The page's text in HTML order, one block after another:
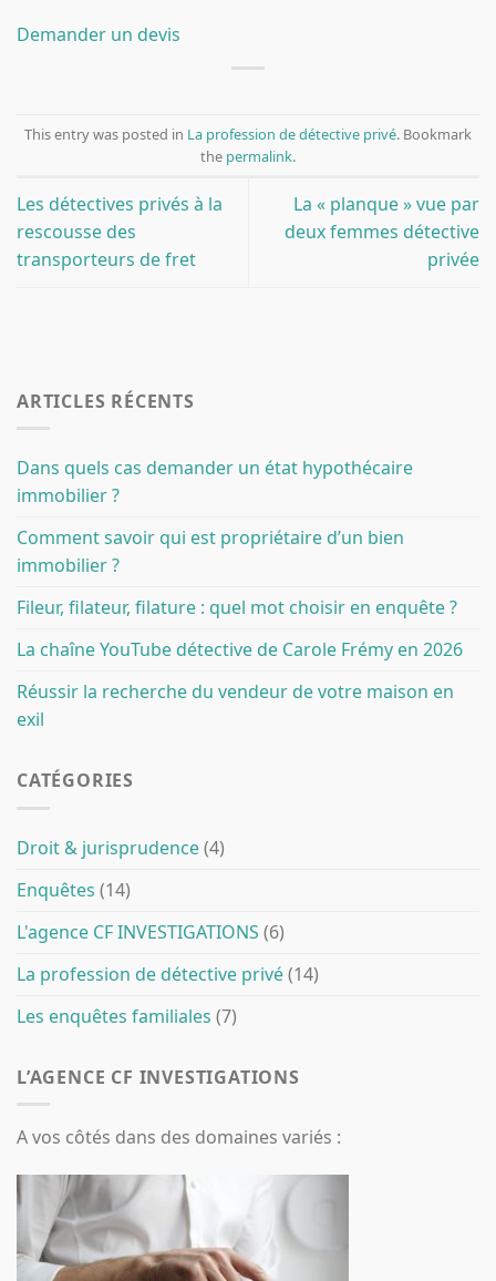
Demander un devis
This entry was posted in La profession de détective privé. Bookmark
the permalink.
Les détectives privés à la
rescousse des
transporteurs de fret
La « planque » vue par
deux femmes détective
privée
ARTICLES RÉCENTS
Dans quels cas demander un état hypothécaire
immobilier ?
Comment savoir qui est propriétaire d’un bien
immobilier ?
Fileur, filateur, filature : quel mot choisir en enquête ?
La chaîne YouTube détective de Carole Frémy en 2026
Réussir la recherche du vendeur de votre maison en
exil
CATÉGORIES
Droit & jurisprudence(4)
Enquêtes (14)
L'agence CF INVESTIGATIONS (6)
La profession de détective privé(14)
Les enquêtes familiales (7)
L’AGENCE CF INVESTIGATIONS
A vos côtés dans des domaines variés :